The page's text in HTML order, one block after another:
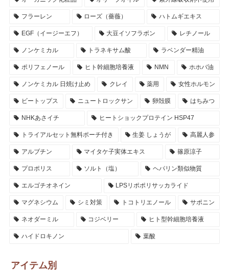
フラーレン ローズ（薔薇） ハトムギエキス
EGF（イージーエフ） 大豆イソフラボン レチノール
ノンケミカル トラネキサム酸 ラベンダー精油
ポリフェノール ヒト幹細胞培養液 NMN ホホバ油
ノンケミカル 日焼け止め クレイ 薬用 女性ホルモン
ビートップス ニュートロックサン 卵殻膜 はちみつ
NHKあさイチ ヒートショックプロテイン HSP47
トライアルセット無料ポーチ付き 生姜 しょうが 高麗人参
アルブチン マイタケ子実体エキス 篠原涼子
プロポリス ソルト（塩） ヘパリン類似物質
エルゴチオネイン LPSリポポリサッカライド
マグネシウム シミ対策 トコトリエノール サポニン
ネオダーミル コジベリー ヒト型幹細胞培養液
ハイドロキノン 葉酸
アイテム別